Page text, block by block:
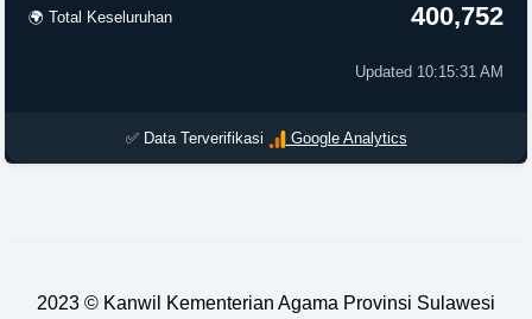
🌍 Total Keseluruhan 400,752
Updated 10:15:31 AM
✅ Data Terverifikasi Google Analytics
2023 © Kanwil Kementerian Agama Provinsi Sulawesi